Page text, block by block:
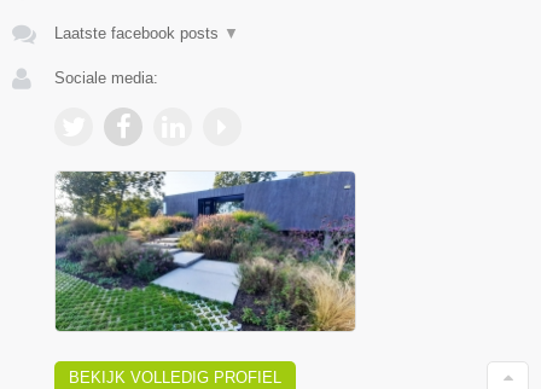
Laatste facebook posts ▼
Sociale media:
BEKIJK VOLLEDIG PROFIEL